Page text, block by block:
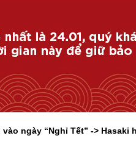
ngày “Nghỉ Tết” ->